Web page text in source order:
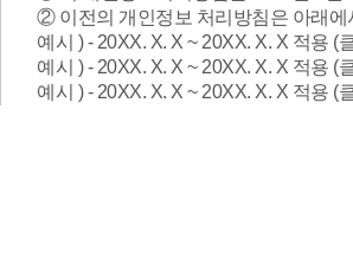
② 이전의 개인정보 처리방침은 아래에
예시 ) - 20XX. X. X ~ 20XX. X. X 적용 (
예시 ) - 20XX. X. X ~ 20XX. X. X 적용 (
예시 ) - 20XX. X. X ~ 20XX. X. X 적용 (